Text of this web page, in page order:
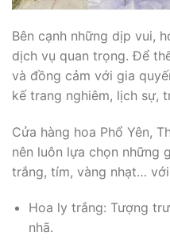
Bên cạnh những dịp vui,
dịch vụ quan trọng. Để
và đồng cảm với gia
kế trang nghiêm, lịch sự,
Cửa hàng hoa Phổ Yên,
nên luôn lựa chọn những
trắng, tím, vàng nhạt…
Hoa ly trắng: Tượng
nhã.